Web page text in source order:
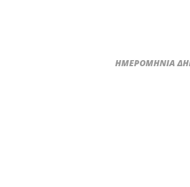
ΗΜΕΡΟΜΗΝΙΑ